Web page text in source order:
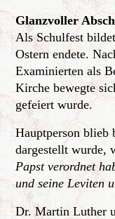
Glanzvoller
Als Schulfest
Ostern endete.
Examinierten als
Kirche bewegte
gefeiert wurde.
Hauptperson blieb
dargestellt wurde,
Papst verordnet
und seine Leviten
Dr. Martin Luther